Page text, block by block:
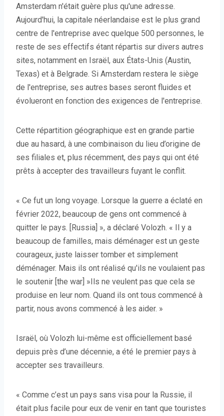
Amsterdam n'était guère plus qu'une adresse.
Aujourd'hui, la capitale néerlandaise est le plus grand
centre de l'entreprise avec quelque 500 personnes, le
reste de ses effectifs étant répartis sur divers autres
sites, notamment en Israël, aux États-Unis (Austin,
Texas) et à Belgrade. Si Amsterdam restera le siège
de l'entreprise, ses autres bases seront fluides et
évolueront en fonction des exigences de l'entreprise.
Cette répartition géographique est en grande partie
due au hasard, à une combinaison du lieu d’origine de
ses filiales et, plus récemment, des pays qui ont été
prêts à accepter des travailleurs fuyant le conflit.
« Ce fut un long voyage. Lorsque la guerre a éclaté en
février 2022, beaucoup de gens ont commencé à
quitter le pays. [Russia] », a déclaré Volozh. « Il y a
beaucoup de familles, mais déménager est un geste
courageux, juste laisser tomber et simplement
déménager. Mais ils ont réalisé qu'ils ne voulaient pas
le soutenir [the war] »Ils ne veulent pas que cela se
produise en leur nom. Quand ils ont tous commencé à
partir, nous avons commencé à les aider. »
Israël, où Volozh lui-même est officiellement basé
depuis près d’une décennie, a été le premier pays à
accepter ses travailleurs.
« Comme c’est un pays sans visa pour la Russie, il
était plus facile pour eux de venir en tant que touristes